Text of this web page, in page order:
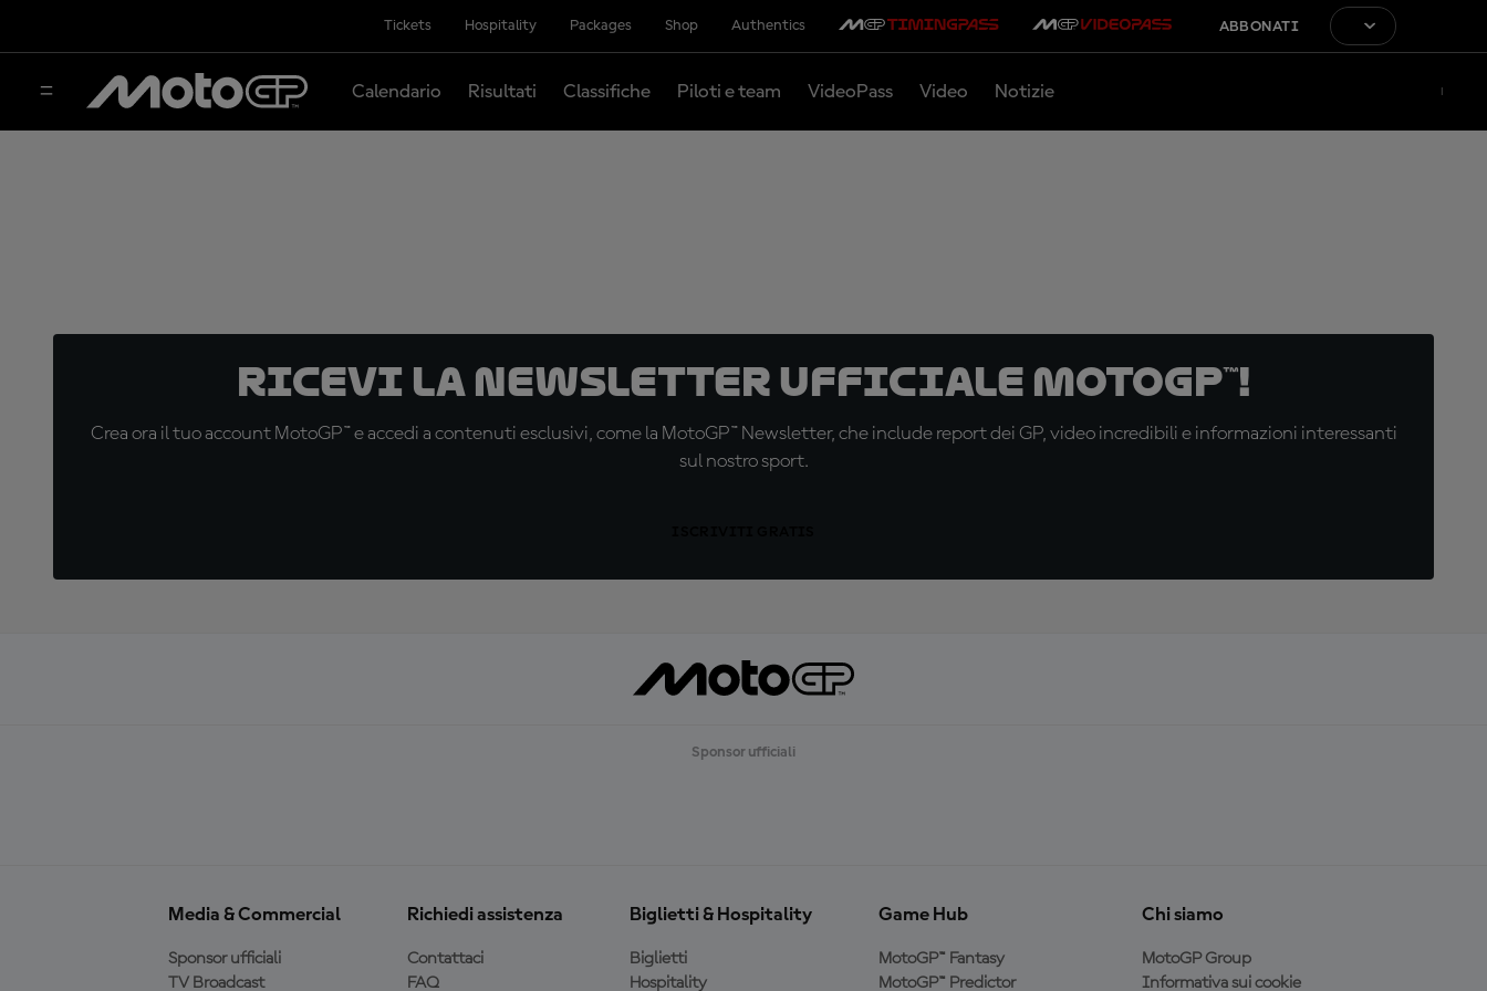
Tickets Hospitality Packages Shop Authentics ABBONATI
Calendario Risultati Classifiche Piloti e team VideoPass Video Notizie
Ricevi la newsletter ufficiale MotoGP™!
Crea ora il tuo account MotoGP™ e accedi a contenuti esclusivi, come la MotoGP™ Newsletter, che include report dei GP, video incredibili e informazioni interessanti
sul nostro sport.
Sponsor ufficiali
Media & Commercial
Sponsor ufficiali
TV Broadcast
Richiedi assistenza
Contattaci
FAQ
Biglietti & Hospitality
Biglietti
Hospitality
Game Hub
MotoGP™ Fantasy
MotoGP™ Predictor
Chi siamo
MotoGP Group
Informativa sui cookie